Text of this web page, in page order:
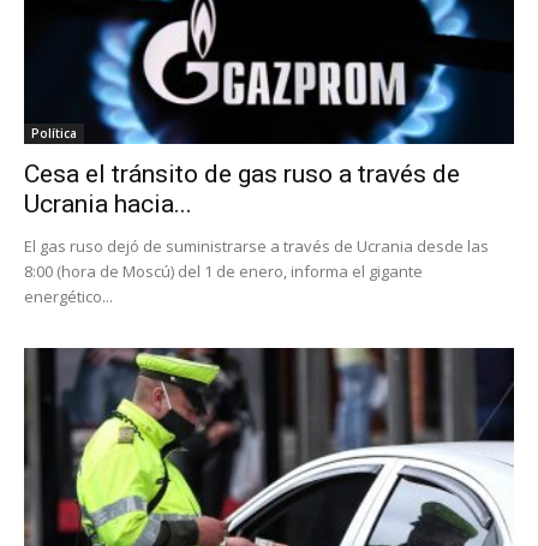
Política
Cesa el tránsito de gas ruso a través de
Ucrania hacia...
El gas ruso dejó de suministrarse a través de Ucrania desde las
8:00 (hora de Moscú) del 1 de enero, informa el gigante
energético...